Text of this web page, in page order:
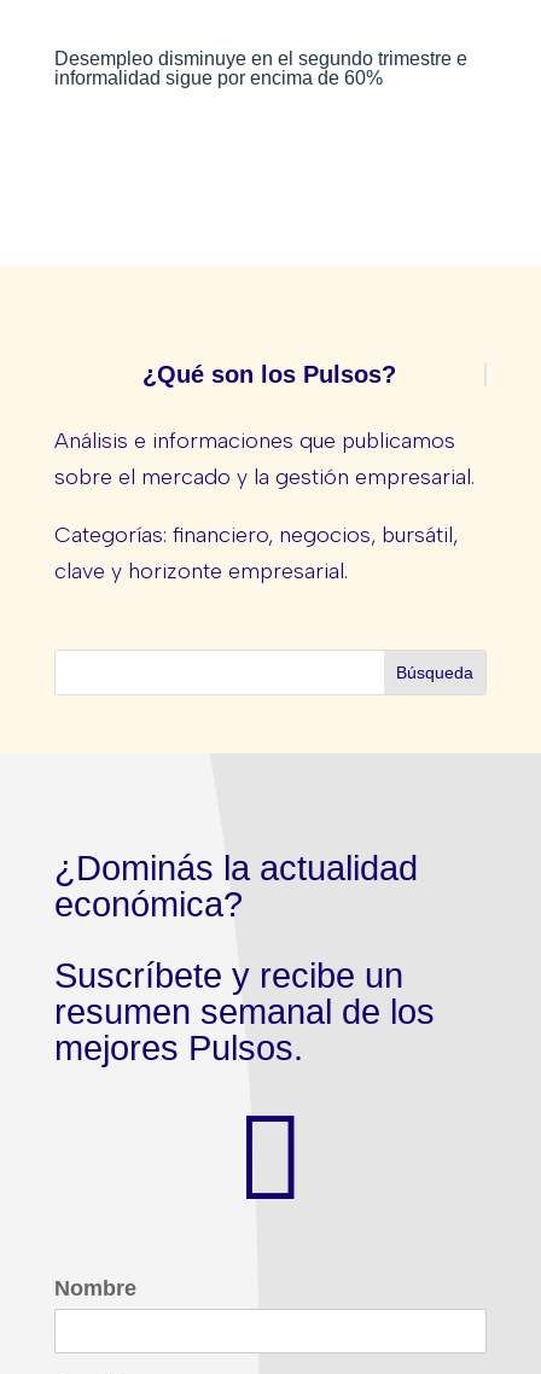
Desempleo disminuye en el segundo trimestre e
informalidad sigue por encima de 60%
¿Qué son los Pulsos?
Análisis e informaciones que publicamos
sobre el mercado y la gestión empresarial.
Categorías: financiero, negocios, bursátil,
clave y horizonte empresarial.
¿Dominás la actualidad
económica?
Suscríbete y recibe un
resumen semanal de los
mejores Pulsos.

Nombre